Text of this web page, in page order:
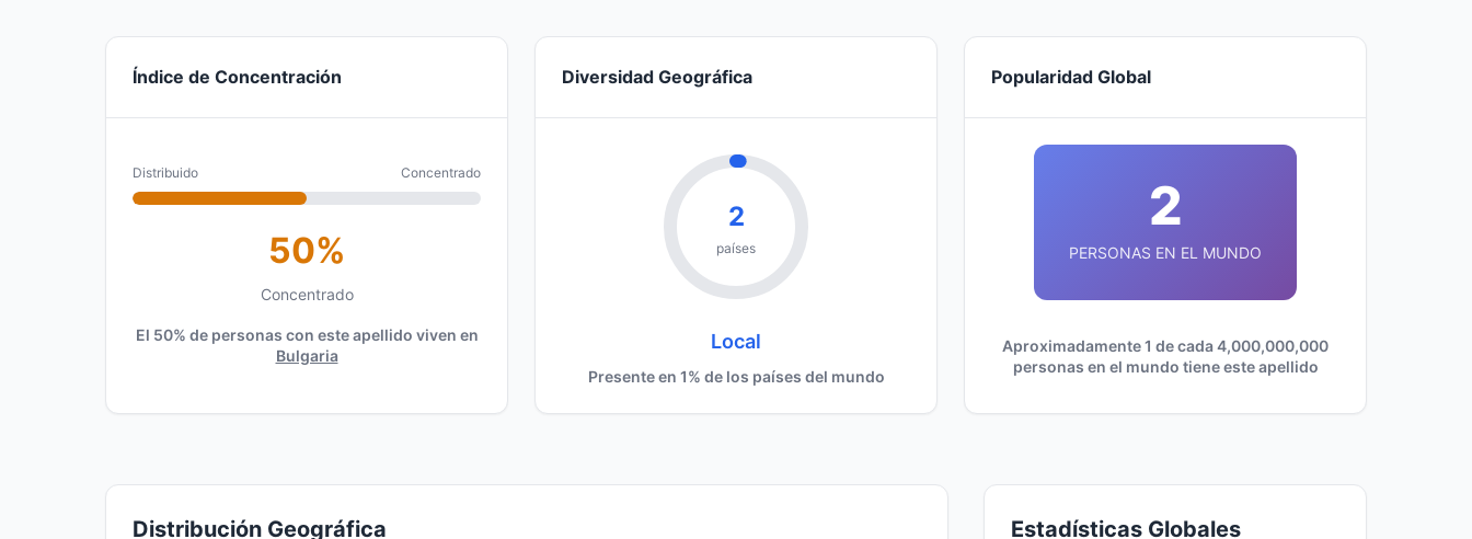
Índice de Concentración
Distribuido Concentrado
50%
Concentrado
El 50% de personas con este apellido viven en
Bulgaria
Diversidad Geográfica
2
países
Local
Presente en 1% de los países del mundo
Popularidad Global
2
PERSONAS EN EL MUNDO
Aproximadamente 1 de cada 4,000,000,000
personas en el mundo tiene este apellido
Distribución Geográfica Estadísticas Globales